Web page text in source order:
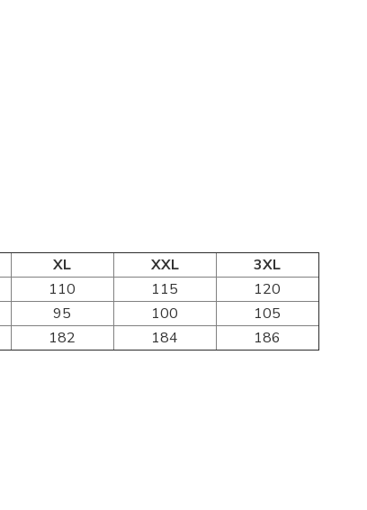
XL XXL
3XL
110 115
120
95 100
105
182 184 186